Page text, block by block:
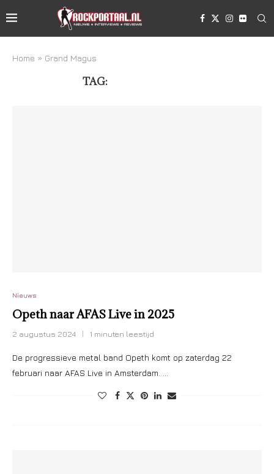
Home » Grand Magus
TAG:
Nieuws
Opeth naar AFAS Live in 2025
2 augustus 2024 1 minuten leestijd
De progressieve metal band Opeth komt op zaterdag 22
februari naar AFAS Live in Amsterdam. …